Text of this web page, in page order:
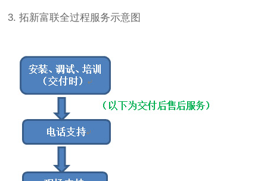
3. 拓新富联全过程服务示意图